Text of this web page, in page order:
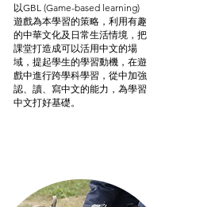
以GBL (Game-based learning)
遊戲為本學習的策略，利用有趣
的中華文化及日常生活情境，把
課堂打造成可以活用中文的場
域，提起學生的學習動機，在遊
戲中進行跨學科學習，從中加強
認、讀、寫中文的能力，為學習
中文打好基礎。